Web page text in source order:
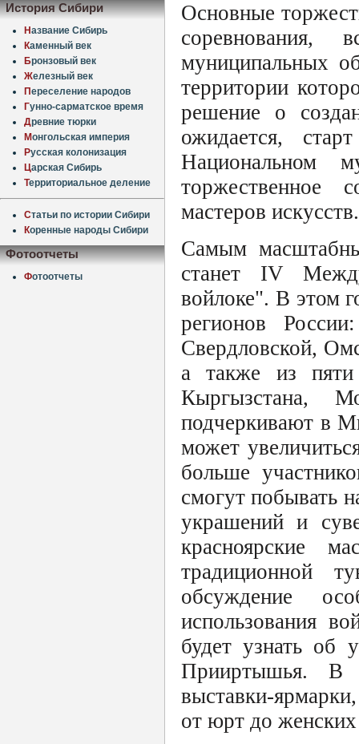
История Сибири
Название Сибирь
Каменный век
Бронзовый век
Железный век
Переселение народов
Гунно-сарматское время
Древние тюрки
Монгольская империя
Русская колонизация
Царская Сибирь
Территориальное деление
Статьи по истории Сибири
Коренные народы Сибири
Фотоотчеты
Фотоотчеты
Основные
соревнования,
муниципальных
территории
решение о
ожидается,
Национальном
торжественное
мастеров искусств.
Самым
станет IV
войлоке". В этом
регионов
Свердловской,
а также из пяти
Кыргызстана,
подчеркивают в
может
больше
смогут побывать
украшений и
красноярские
традиционной
обсуждение
использования
будет узнать об
Прииртышья. В
выставки-
от юрт до